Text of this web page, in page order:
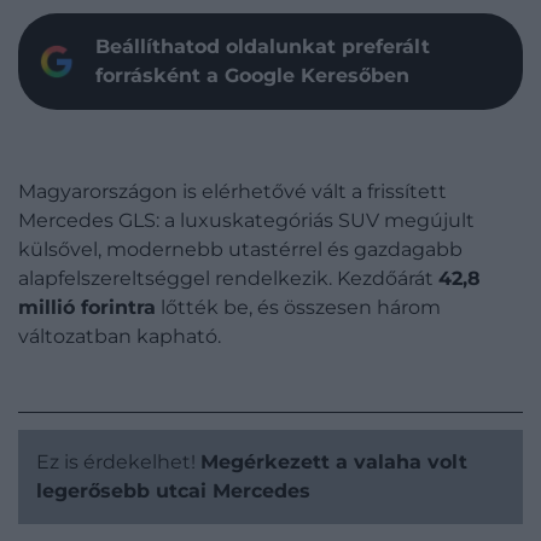
Beállíthatod oldalunkat preferált
forrásként a Google Keresőben
Magyarországon is elérhetővé vált a frissített
Mercedes GLS: a luxuskategóriás SUV megújult
külsővel, modernebb utastérrel és gazdagabb
alapfelszereltséggel rendelkezik. Kezdőárát 42,8
millió forintra lőtték be, és összesen három
változatban kapható.
Ez is érdekelhet! Megérkezett a valaha volt
legerősebb utcai Mercedes